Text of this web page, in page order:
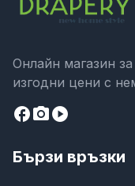
Онлайн магазин
изгодни цени с
facebookcamera_altplay_circle
Бързи връзки